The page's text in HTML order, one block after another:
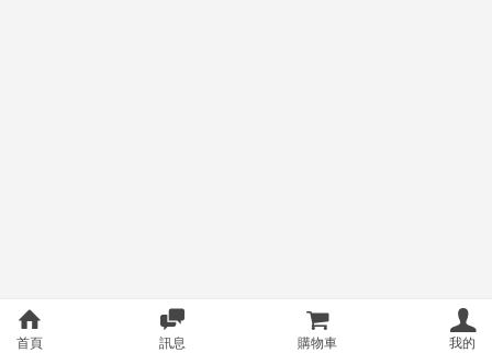
首頁 訊息 購物車 我的